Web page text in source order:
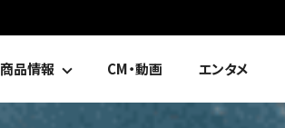
商品情報 CM・動画 エンタメ